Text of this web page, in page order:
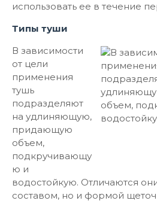
использовать ее в течение
Типы туши
В зависимости
от цели
применения
тушь
подразделяют
на удлиняющую,
придающую
объем,
подкручивающу
ю и
водостойкую. Отличаются
составом, но и формой